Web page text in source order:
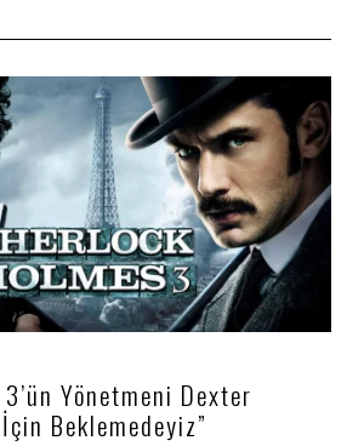
Yönetmeni Dexter
Beklemedeyiz”